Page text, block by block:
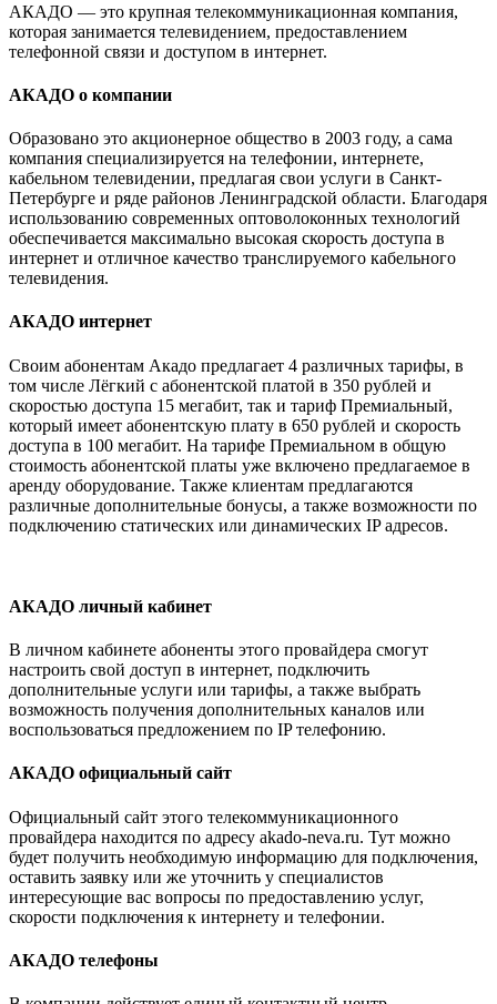
АКАДО — это крупная телекоммуникационная компания,
которая занимается телевидением, предоставлением
телефонной связи и доступом в интернет.
АКАДО о компании
Образовано это акционерное общество в 2003 году, а сама
компания специализируется на телефонии, интернете,
кабельном телевидении, предлагая свои услуги в Санкт-
Петербурге и ряде районов Ленинградской области. Благодаря
использованию современных оптоволоконных технологий
обеспечивается максимально высокая скорость доступа в
интернет и отличное качество транслируемого кабельного
телевидения.
АКАДО интернет
Своим абонентам Акадо предлагает 4 различных тарифы, в
том числе Лёгкий с абонентской платой в 350 рублей и
скоростью доступа 15 мегабит, так и тариф Премиальный,
который имеет абонентскую плату в 650 рублей и скорость
доступа в 100 мегабит. На тарифе Премиальном в общую
стоимость абонентской платы уже включено предлагаемое в
аренду оборудование. Также клиентам предлагаются
различные дополнительные бонусы, а также возможности по
подключению статических или динамических IP адресов.
АКАДО личный кабинет
В личном кабинете абоненты этого провайдера смогут
настроить свой доступ в интернет, подключить
дополнительные услуги или тарифы, а также выбрать
возможность получения дополнительных каналов или
воспользоваться предложением по IP телефонию.
АКАДО официальный сайт
Официальный сайт этого телекоммуникационного
провайдера находится по адресу akado-neva.ru. Тут можно
будет получить необходимую информацию для подключения,
оставить заявку или же уточнить у специалистов
интересующие вас вопросы по предоставлению услуг,
скорости подключения к интернету и телефонии.
АКАДО телефоны